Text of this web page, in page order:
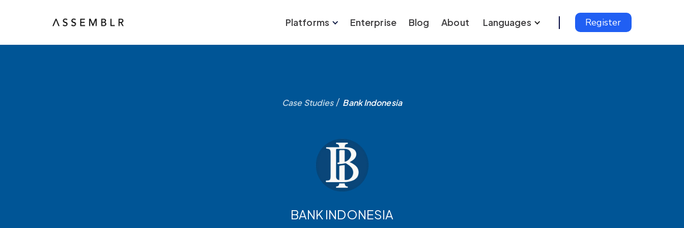
Platforms Enterprise Blog About Languages Register
Case Studies / Bank Indonesia
BANK INDONESIA